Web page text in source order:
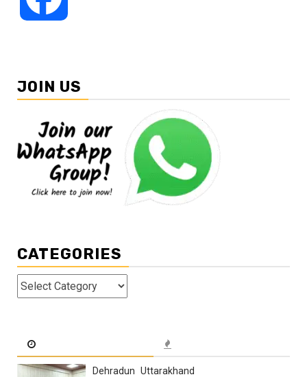
JOIN US
CATEGORIES
Categories
Dehradun Uttarakhand